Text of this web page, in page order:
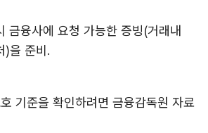
금융사에 요청 가능한 증빙(거래내
)을 준비.
기준을 확인하려면 금융감독원 자료